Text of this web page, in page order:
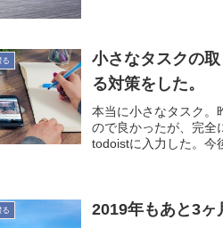
る
小さなタスクの
る対策をした。
本当に小さなタスク。
ので良かったが、完全
todoistに入力した。今
る 2019年もあと3ヶ